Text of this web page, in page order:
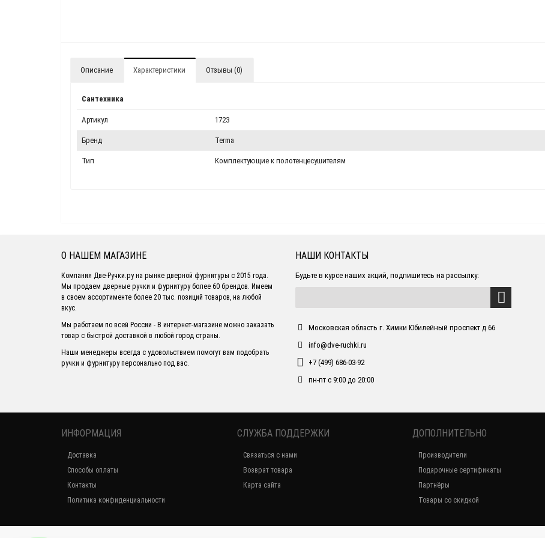
Описание Характеристики Отзывы (0)
Сантехника
Артикул 1723
Бренд Terma
Тип Комплектующие к полотенцесушителям
О НАШЕМ МАГАЗИНЕ
Компания Две-Ручки.ру на рынке дверной фурнитуры с 2015 года.
Мы продаем дверные ручки и фурнитуру более 60 брендов. Имеем
в своем ассортименте более 20 тыс. позиций товаров, на любой
вкус.
Мы работаем по всей России - В интернет-магазине можно заказать
товар с быстрой доставкой в любой город страны.
Наши менеджеры всегда с удовольствием помогут вам подобрать
ручки и фурнитуру персонально под вас.
НАШИ КОНТАКТЫ
Будьте в курсе наших акций, подпишитесь на рассылку:
Московская область г. Химки Юбилейный проспект д 66
info@dve-ruchki.ru
+7 (499) 686-03-92
пн-пт с 9:00 до 20:00
ИНФОРМАЦИЯ
Доставка
Способы оплаты
Контакты
Политика конфиденциальности
СЛУЖБА ПОДДЕРЖКИ
Связаться с нами
Возврат товара
Карта сайта
ДОПОЛНИТЕЛЬНО
Производители
Подарочные сертификаты
Партнёры
Товары со скидкой